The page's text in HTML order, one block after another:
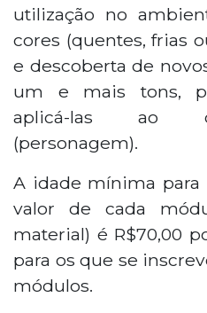
utilização no
cores (quentes, frias
e descoberta de
um e mais tons,
aplicá-las ao
(personagem).
A idade mínima para
valor de cada
material) é R$70,00
para os que se
módulos.